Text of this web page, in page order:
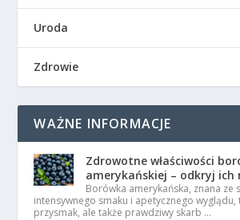
Uroda
Zdrowie
WAŻNE INFORMACJE
Zdrowotne właściwości
amerykańskiej – odkryj ich
Borówka amerykańska, znana ze
intensywnego smaku i apetycznego wyglądu,
przysmak, ale także prawdziwy skarb …